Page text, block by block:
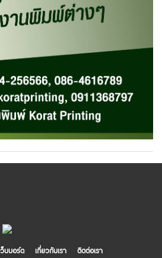
ว็บบอร์ด เกี่ยวกับเรา ติดต่อเรา